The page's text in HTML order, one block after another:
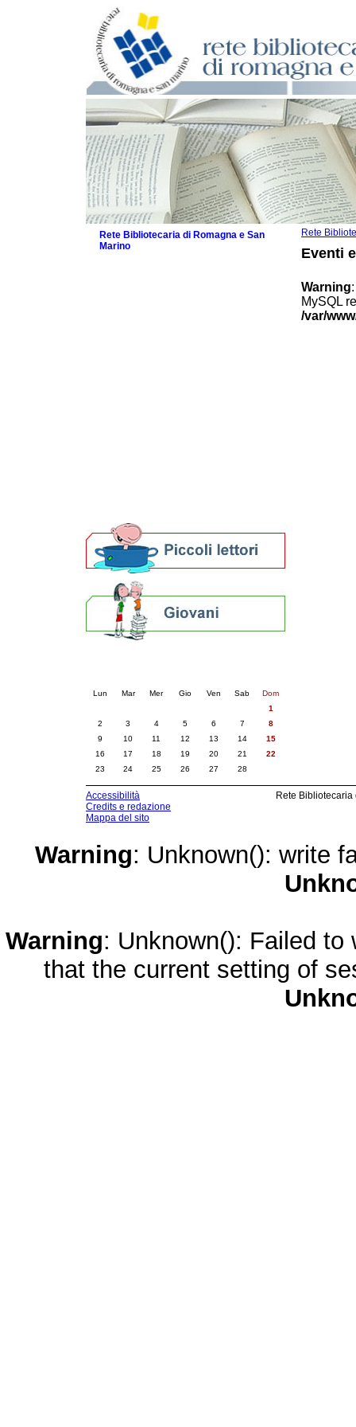
Rete
Eventi
Warning
MySQL
/var/
Rete Bibliotecaria di Romagna e San
Marino
Lun Mar Mer Gio Ven Sab
Dom
1
2
3 4 5 6 7
8
9
10 11 12 13 14
15
16
17 18 19 20 21
22
23
24 25 26 27 28
Accessibilità
Credits e redazione
Mappa del sito
Rete
Warning: Unknown(): write
Warning: Unknown(): Failed
that the current setting of